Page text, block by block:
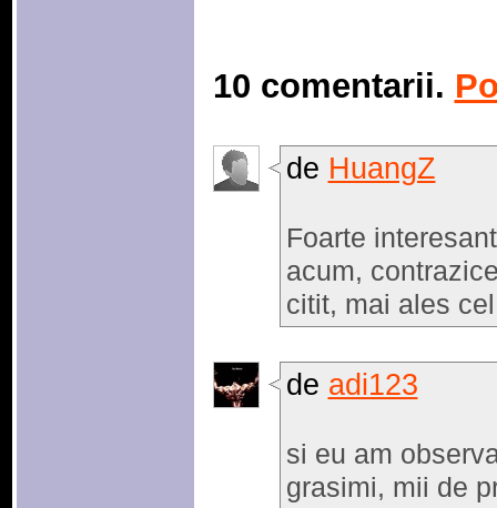
10 comentarii.
de HuangZ
Foarte
acum,
citit, mai ales
de adi123
si eu am
grasimi, mii de